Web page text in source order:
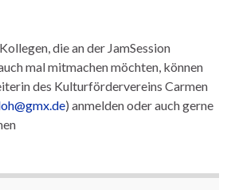
die an der JamSession
mal mitmachen möchten, können
des Kulturfördervereins Carmen
) anmelden oder auch gerne